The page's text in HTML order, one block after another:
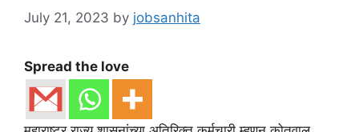
July 21, 2023 by jobsanhita
Spread the love